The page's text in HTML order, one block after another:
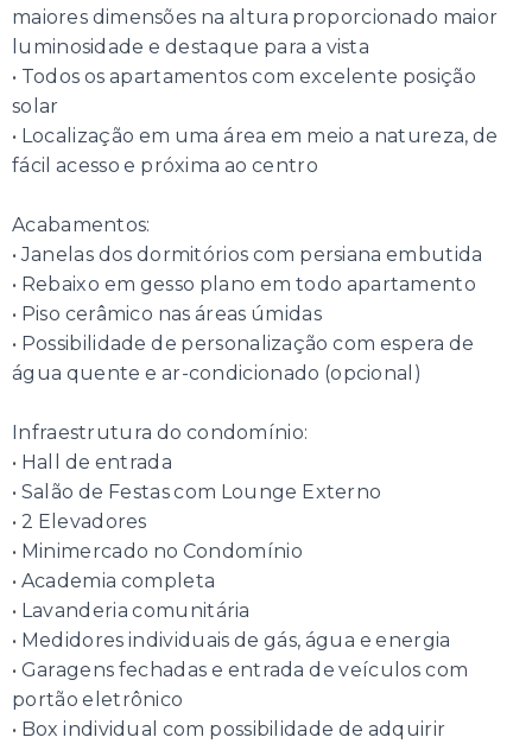
maiores dimensões na altura proporcionado maior
luminosidade e destaque para a vista
• Todos os apartamentos com excelente posição
solar
• Localização em uma área em meio a natureza, de
fácil acesso e próxima ao centro
Acabamentos:
• Janelas dos dormitórios com persiana embutida
• Rebaixo em gesso plano em todo apartamento
• Piso cerâmico nas áreas úmidas
• Possibilidade de personalização com espera de
água quente e ar-condicionado (opcional)
Infraestrutura do condomínio:
• Hall de entrada
• Salão de Festas com Lounge Externo
• 2 Elevadores
• Minimercado no Condomínio
• Academia completa
• Lavanderia comunitária
• Medidores individuais de gás, água e energia
• Garagens fechadas e entrada de veículos com
portão eletrônico
• Box individual com possibilidade de adquirir